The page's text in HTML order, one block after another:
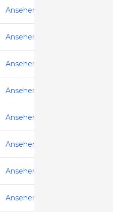
Ansehen
Ansehen
Ansehen
Ansehen
Ansehen
Ansehen
Ansehen
Ansehen